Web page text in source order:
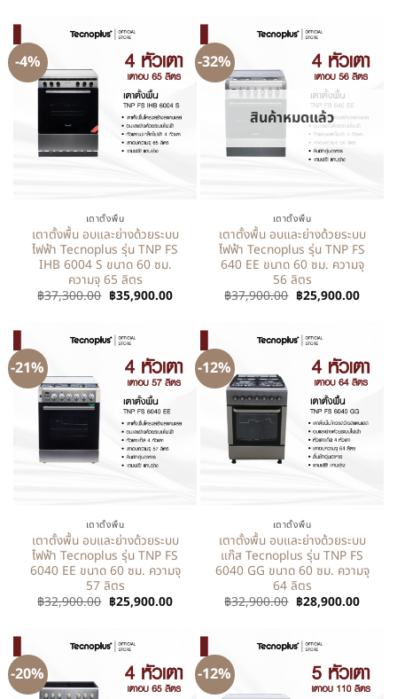
-4%
เตาตั้งพื้น
เตาตั้งพื้น อบและย่างด้วยระบบ
ไฟฟ้า Tecnoplus รุ่น TNP FS
IHB 6004 S ขนาด 60 ซม.
ความจุ 65 ลิตร
฿37,300.00 ฿35,900.00
-32%
สินค้าหมดแล้ว
เตาตั้งพื้น
เตาตั้งพื้น อบและย่างด้วยระบบ
ไฟฟ้า Tecnoplus รุ่น TNP FS
640 EE ขนาด 60 ซม. ความจุ
56 ลิตร
฿37,900.00 ฿25,900.00
-21%
เตาตั้งพื้น
เตาตั้งพื้น อบและย่างด้วยระบบ
ไฟฟ้า Tecnoplus รุ่น TNP FS
6040 EE ขนาด 60 ซม. ความจุ
57 ลิตร
฿32,900.00 ฿25,900.00
-12%
เตาตั้งพื้น
เตาตั้งพื้น อบและย่างด้วยระบบ
แก๊ส Tecnoplus รุ่น TNP FS
6040 GG ขนาด 60 ซม. ความจุ
64 ลิตร
฿32,900.00 ฿28,900.00
-20% -12%